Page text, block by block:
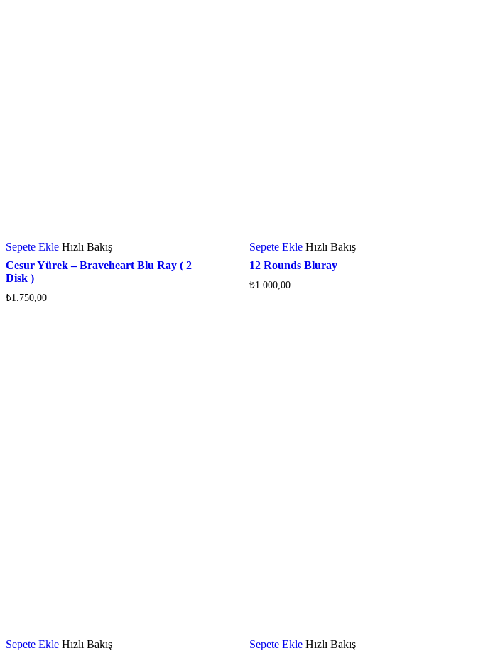
Sepete Ekle Hızlı Bakış
Cesur Yürek – Braveheart Blu Ray ( 2
Disk )
₺1.750,00
Sepete Ekle Hızlı Bakış
12 Rounds Bluray
₺1.000,00
Sepete Ekle Hızlı Bakış
Sepete Ekle Hızlı Bakış